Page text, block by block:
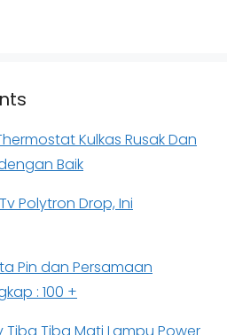
Kulkas Rusak Dan
Baik
Polytron Drop, Ini
Pin dan Persamaan
: 100 +